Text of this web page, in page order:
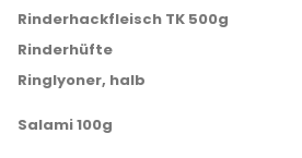
Rinderhackfleisch TK 500g
Rinderhüfte
Ringlyoner, halb
Salami 100g